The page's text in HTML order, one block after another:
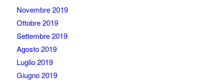
Novembre 2019
Ottobre 2019
Settembre 2019
Agosto 2019
Luglio 2019
Giugno 2019